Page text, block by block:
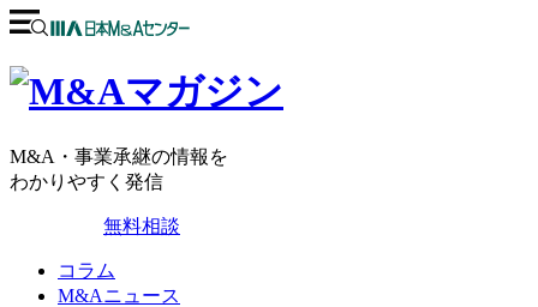
M&A・事業承継の情報を
わかりやすく発信
無料相談
コラム
M&Aニュース